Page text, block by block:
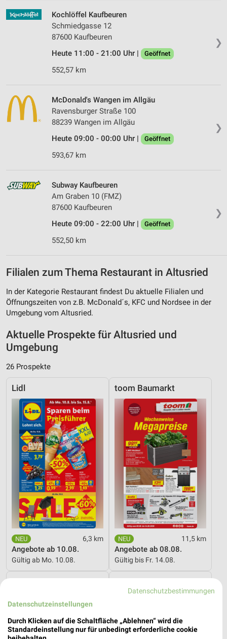
❯
Kochlöffel Kaufbeuren
Schmiedgasse 12
87600 Kaufbeuren
Heute 11:00 - 21:00 Uhr |
Geöffnet
552,57 km
❯
McDonald's Wangen im Allgäu
Ravensburger Straße 100
88239 Wangen im Allgäu
Heute 09:00 - 00:00 Uhr |
Geöffnet
593,67 km
❯
Subway Kaufbeuren
Am Graben 10 (FMZ)
87600 Kaufbeuren
Heute 09:00 - 22:00 Uhr |
Geöffnet
552,50 km
Filialen zum Thema Restaurant in Altusried
In der Kategorie Restaurant findest Du aktuelle Filialen und
Öffnungszeiten von z.B. McDonald´s, KFC und Nordsee in der
Umgebung vom Altusried.
Aktuelle Prospekte für Altusried und
Umgebung
26 Prospekte
Lidl
6,3 km
Angebote ab 10.08.
Gültig ab Mo. 10.08.
toom Baumarkt
11,5 km
Angebote ab 08.08.
Gültig bis Fr. 14.08.
Datenschutzbestimmungen
Datenschutzeinstellungen
Durch Klicken auf die Schaltfläche „Ablehnen“ wird die
Standardeinstellung nur für unbedingt erforderliche cookie